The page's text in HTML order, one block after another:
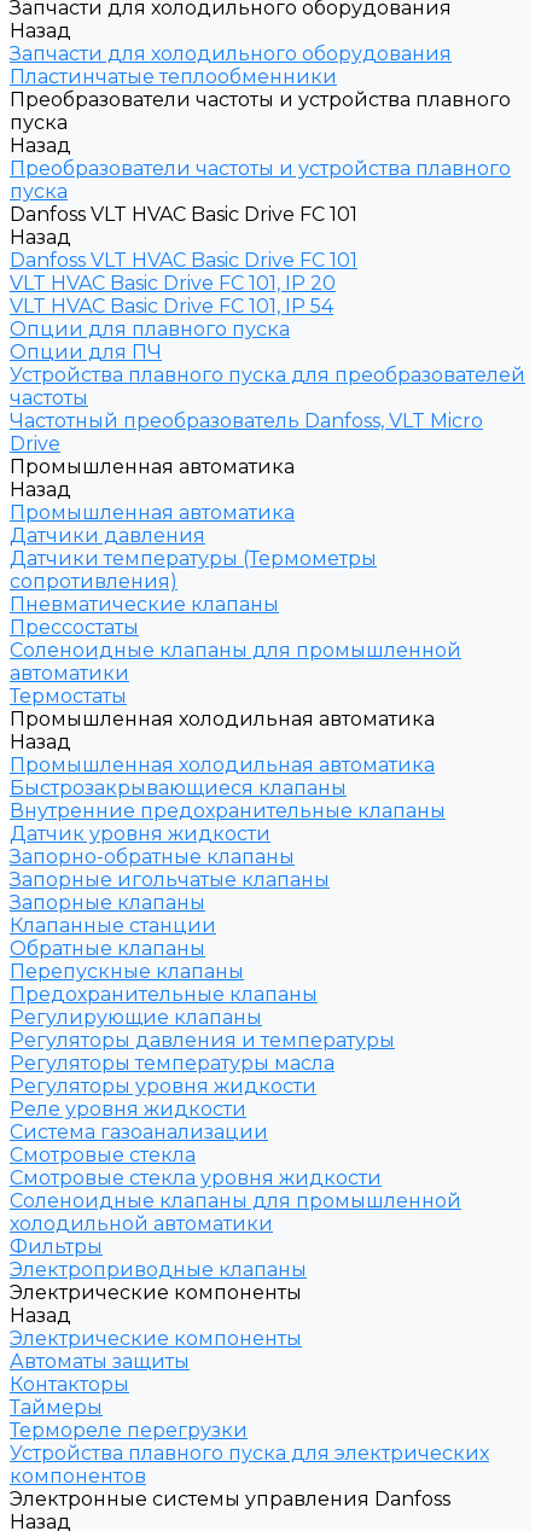
Запчасти для холодильного оборудования
Назад
Запчасти для холодильного оборудования
Пластинчатые теплообменники
Преобразователи частоты и устройства плавного
пуска
Назад
Преобразователи частоты и устройства плавного
пуска
Danfoss VLT HVAC Basic Drive FC 101
Назад
Danfoss VLT HVAC Basic Drive FC 101
VLT HVAC Basic Drive FC 101, IP 20
VLT HVAC Basic Drive FC 101, IP 54
Опции для плавного пуска
Опции для ПЧ
Устройства плавного пуска для преобразователей
частоты
Частотный преобразователь Danfoss, VLT Micro
Drive
Промышленная автоматика
Назад
Промышленная автоматика
Датчики давления
Датчики температуры (Термометры
сопротивления)
Пневматические клапаны
Прессостаты
Соленоидные клапаны для промышленной
автоматики
Термостаты
Промышленная холодильная автоматика
Назад
Промышленная холодильная автоматика
Быстрозакрывающиеся клапаны
Внутренние предохранительные клапаны
Датчик уровня жидкости
Запорно-обратные клапаны
Запорные игольчатые клапаны
Запорные клапаны
Клапанные станции
Обратные клапаны
Перепускные клапаны
Предохранительные клапаны
Регулирующие клапаны
Регуляторы давления и температуры
Регуляторы температуры масла
Регуляторы уровня жидкости
Реле уровня жидкости
Система газоанализации
Смотровые стекла
Смотровые стекла уровня жидкости
Соленоидные клапаны для промышленной
холодильной автоматики
Фильтры
Электроприводные клапаны
Электрические компоненты
Назад
Электрические компоненты
Автоматы защиты
Контакторы
Таймеры
Термореле перегрузки
Устройства плавного пуска для электрических
компонентов
Электронные системы управления Danfoss
Назад